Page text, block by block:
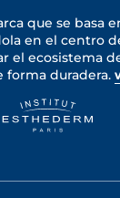
que se basa
en el centro
el ecosistema
forma duradera.